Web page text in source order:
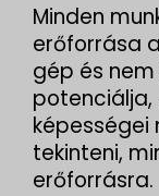
Minden
erőforrása
gép és
potenciálja,
tekinteni,
erőforrásra.